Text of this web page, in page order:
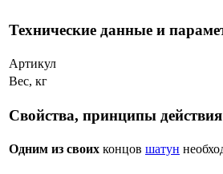
Технические данные и
Артикул
Вес, кг
Свойства, принципы действия
Одним из своих концов шатун